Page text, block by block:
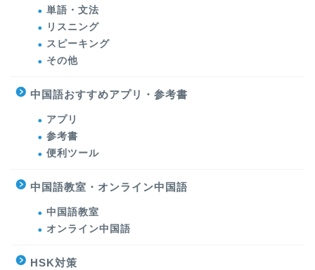
単語・文法
リスニング
スピーキング
その他
中国語おすすめアプリ・参考書
アプリ
参考書
便利ツール
中国語教室・オンライン中国語
中国語教室
オンライン中国語
HSK対策